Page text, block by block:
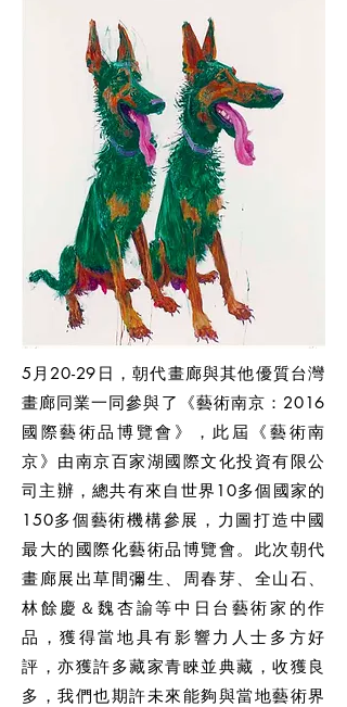
5月20-29日，朝代畫廊與其他優質台灣
畫廊同業一同參與了《藝術南京：2016
國際藝術品博覽會》，此屆《藝術南
京》由南京百家湖國際文化投資有限公
司主辦，總共有來自世界10多個國家的
150多個藝術機構參展，力圖打造中國
最大的國際化藝術品博覽會。此次朝代
畫廊展出草間彌生、周春芽、全山石、
林餘慶＆魏杏諭等中日台藝術家的作
品，獲得當地具有影響力人士多方好
評，亦獲許多藏家青睞並典藏，收獲良
多，我們也期許未來能夠與當地藝術界